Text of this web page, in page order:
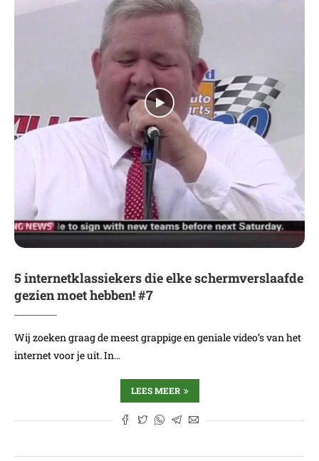
5 internetklassiekers die elke schermverslaafde
gezien moet hebben! #7
Wij zoeken graag de meest grappige en geniale video’s van het
internet voor je uit. In…
LEES MEER